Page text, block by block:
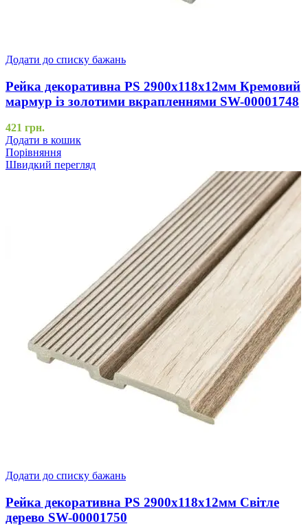
Додати до списку бажань
Рейка декоративна PS 2900х118х12мм Кремовий
мармур із золотими вкрапленнями SW-00001748
421 грн.
Додати в кошик
Порівняння
Швидкий перегляд
Додати до списку бажань
Рейка декоративна PS 2900х118х12мм Світле
дерево SW-00001750